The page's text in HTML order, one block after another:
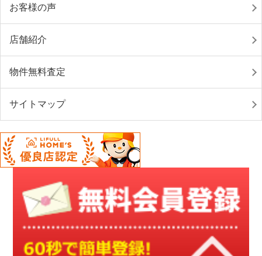
お客様の声
店舗紹介
物件無料査定
サイトマップ